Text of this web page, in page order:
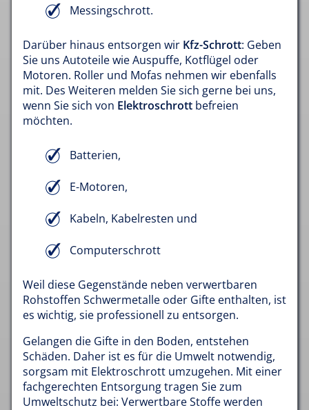
Messingschrott.
Darüber hinaus entsorgen wir Kfz-Schrott: Geben
Sie uns Autoteile wie Auspuffe, Kotflügel oder
Motoren. Roller und Mofas nehmen wir ebenfalls
mit. Des Weiteren melden Sie sich gerne bei uns,
wenn Sie sich von Elektroschrott befreien
möchten.
Batterien,
E-Motoren,
Kabeln, Kabelresten und
Computerschrott
Weil diese Gegenstände neben verwertbaren
Rohstoffen Schwermetalle oder Gifte enthalten, ist
es wichtig, sie professionell zu entsorgen.
Gelangen die Gifte in den Boden, entstehen
Schäden. Daher ist es für die Umwelt notwendig,
sorgsam mit Elektroschrott umzugehen. Mit einer
fachgerechten Entsorgung tragen Sie zum
Umweltschutz bei: Verwertbare Stoffe werden